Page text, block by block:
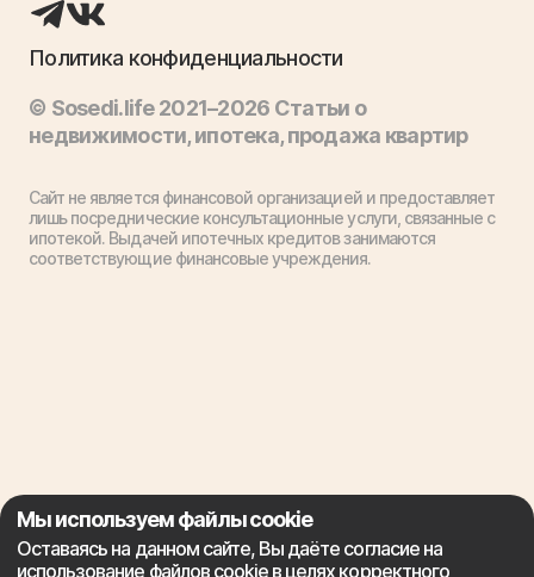
Политика конфиденциальности
© Sosedi.life 2021–2026 Статьи о
недвижимости, ипотека, продажа квартир
Сайт не является финансовой организацией и предоставляет
лишь посреднические консультационные услуги, связанные с
ипотекой. Выдачей ипотечных кредитов занимаются
соответствующие финансовые учреждения.
Мы используем файлы cookie
Оставаясь на данном сайте, Вы даёте согласие на
использование файлов cookie в целях корректного